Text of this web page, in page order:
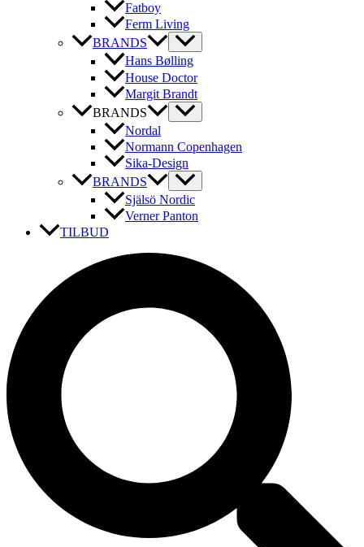
Fatboy
Ferm Living
BRANDS
Hans Bølling
House Doctor
Margit Brandt
BRANDS
Nordal
Normann Copenhagen
Sika-Design
BRANDS
Själsö Nordic
Verner Panton
TILBUD